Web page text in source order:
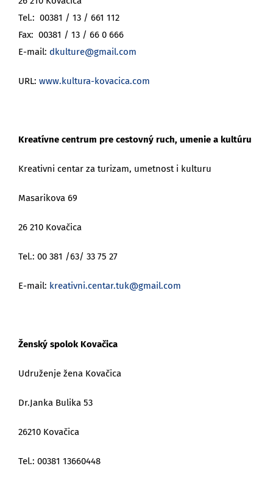
Tel.: 00381 / 13 / 661 112
Fax: 00381 / 13 / 66 0 666
E-mail: dkulture@gmail.com
URL: www.kultura-kovacica.com
Kreatívne centrum pre cestovný ruch, umenie a kultúru
Kreativni centar za turizam, umetnost i kulturu
Masarikova 69
26 210 Kovačica
Tel.: 00 381 /63/ 33 75 27
E-mail: kreativni.centar.tuk@gmail.com
Ženský spolok Kovačica
Udruženje žena Kovačica
Dr.Janka Bulika 53
26210 Kovačica
Tel.: 00381 13660448